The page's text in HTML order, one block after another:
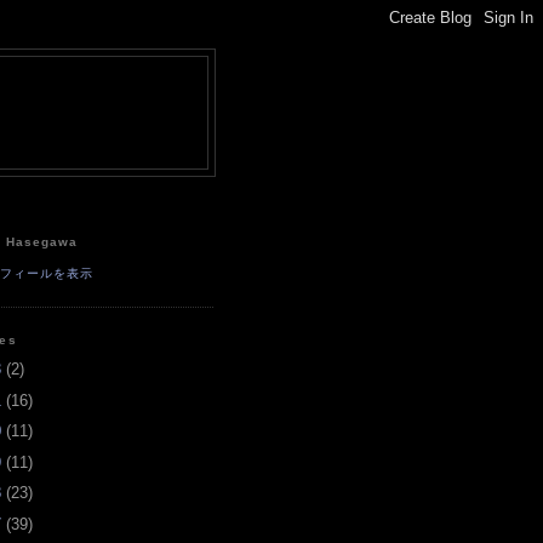
Hasegawa
ィールを表示
(2)
(16)
(11)
(11 )
(23)
(39)